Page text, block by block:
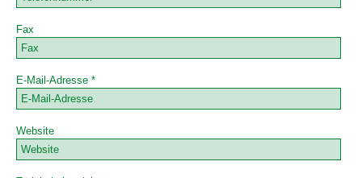
Fax
E-Mail-Adresse *
Website